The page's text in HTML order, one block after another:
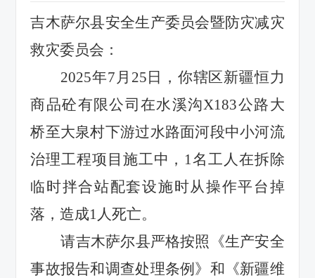
吉木萨尔县安全生产委员会暨防灾减灾
救灾委员会：
2025年7月25日，你辖区新疆恒力
商品砼有限公司在水溪沟X183公路大
桥至大泉村下游过水路面河段中小河流
治理工程项目施工中，1名工人在拆除
临时拌合站配套设施时从操作平台掉
落，造成1人死亡。
请吉木萨尔县严格按照《生产安全
事故报告和调查处理条例》和《新疆维